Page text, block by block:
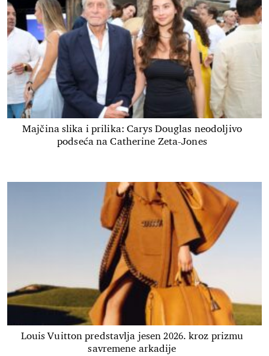
Majčina slika i prilika: Carys Douglas neodoljivo
podseća na Catherine Zeta-Jones
Louis Vuitton predstavlja jesen 2026. kroz prizmu
savremene arkadije